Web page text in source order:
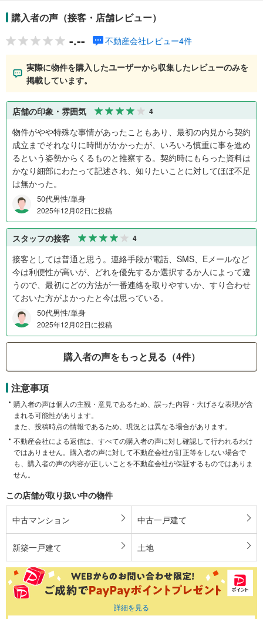
購入者の声（接客・店舗レビュー）
-.-- 不動産会社レビュー4件
実際に物件を購入したユーザーから収集したレビューのみを
掲載しています。
店舗の印象・雰囲気 4
物件がやや特殊な事情があったこともあり、最初の内見から契約
成立までそれなりに時間がかかったが、いろいろ慎重に事を進め
るという姿勢からくるものと推察する。契約時にもらった資料は
かなり細部にわたって記述され、知りたいことに対してほぼ不足
は無かった。
50代男性/単身
2025年12月02日に投稿
スタッフの接客 4
接客としては普通と思う。連絡手段が電話、SMS、Eメールなど
今は利便性が高いが、どれを優先するか選択するか人によって違
うので、最初にどの方法が一番連絡を取りやすいか、すり合わせ
ておいた方がよかったと今は思っている。
50代男性/単身
2025年12月02日に投稿
購入者の声をもっと見る（4件）
注意事項
購入者の声は個人の主観・意見であるため、誤った内容・大げさな表現が含
まれる可能性があります。
また、投稿時点の情報であるため、現況とは異なる場合があります。
不動産会社による返信は、すべての購入者の声に対し確認して行われるわけ
ではありません。購入者の声に対して不動産会社が訂正等をしない場合で
も、購入者の声の内容が正しいことを不動産会社が保証するものではありま
せん。
この店舗が取り扱い中の物件
中古マンション 中古一戸建て
新築一戸建て 土地
詳細を見る